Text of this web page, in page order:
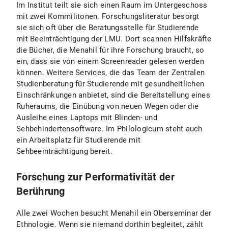
Im Institut teilt sie sich einen Raum im Untergeschoss
mit zwei Kommilitonen. Forschungsliteratur besorgt
sie sich oft über die Beratungsstelle für Studierende
mit Beeinträchtigung der LMU. Dort scannen Hilfskräfte
die Bücher, die Menahil für ihre Forschung braucht, so
ein, dass sie von einem Screenreader gelesen werden
können. Weitere Services, die das Team der Zentralen
Studienberatung für Studierende mit gesundheitlichen
Einschränkungen anbietet, sind die Bereitstellung eines
Ruheraums, die Einübung von neuen Wegen oder die
Ausleihe eines Laptops mit Blinden- und
Sehbehindertensoftware. Im Philologicum steht auch
ein Arbeitsplatz für Studierende mit
Sehbeeinträchtigung bereit.
Forschung zur Performativität der
Berührung
Alle zwei Wochen besucht Menahil ein Oberseminar der
Ethnologie. Wenn sie niemand dorthin begleitet, zählt